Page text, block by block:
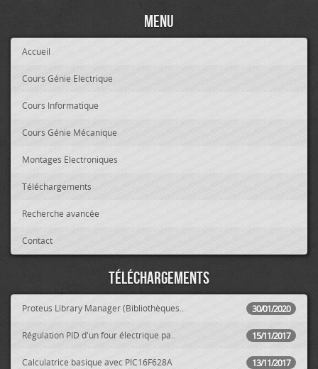
Menu
Accueil
Cours Génie Electrique
Cours Informatique
Cours Génie Mécanique
Montages Electroniques
Téléchargements
Recherche avancée
Contact
Téléchargements
30/01/2020
Proteus Library Manager (Bibliothèques..
15/11/2017
Régulation PID d'un four électrique pa..
13/11/2017
Calculatrice basique avec PIC16F628A